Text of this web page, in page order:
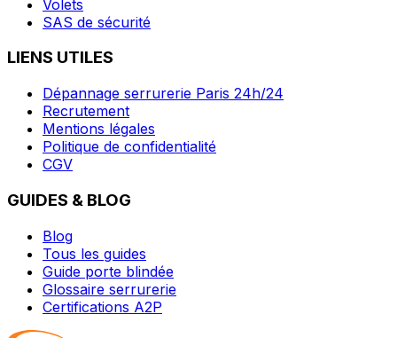
Volets
SAS de sécurité
LIENS UTILES
Dépannage serrurerie Paris 24h/24
Recrutement
Mentions légales
Politique de confidentialité
CGV
GUIDES & BLOG
Blog
Tous les guides
Guide porte blindée
Glossaire serrurerie
Certifications A2P